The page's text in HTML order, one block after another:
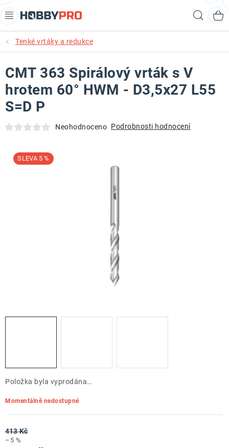
na
AKCE
PRODUKTY
PRODUKTY RECORD POWER
PRODUKTY BENET
Obchodní podmínky
Podmínky ochrany osobních údajů
Tenké vrtáky a redukce
Položka byla vyprodána…
Momentálně nedostupné
413 Kč
–5 %
CMT 363 Spirálový vrták s V
hrotem 60° HWM - D3,5x27 L55
S=D P
Neohodnoceno Podrobnosti hodnocení
5 %